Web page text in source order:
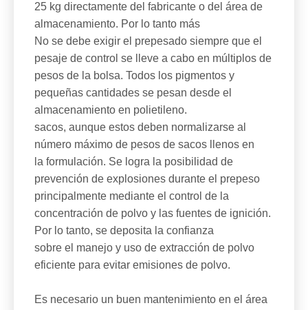
25 kg directamente del fabricante o del área de
almacenamiento. Por lo tanto más
No se debe exigir el prepesado siempre que el
pesaje de control se lleve a cabo en múltiplos de
pesos de la bolsa. Todos los pigmentos y
pequeñas cantidades se pesan desde el
almacenamiento en polietileno.
sacos, aunque estos deben normalizarse al
número máximo de pesos de sacos llenos en
la formulación. Se logra la posibilidad de
prevención de explosiones durante el prepeso
principalmente mediante el control de la
concentración de polvo y las fuentes de ignición.
Por lo tanto, se deposita la confianza
sobre el manejo y uso de extracción de polvo
eficiente para evitar emisiones de polvo.
Es necesario un buen mantenimiento en el área